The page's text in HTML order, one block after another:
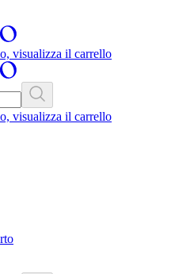
visualizza il carrello
visualizza il carrello